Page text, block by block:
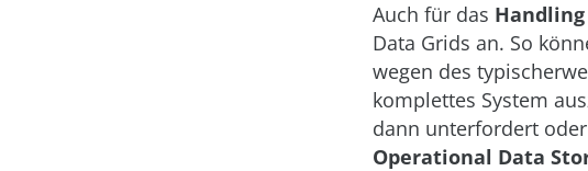
Auch für das
Data Grids an. So
wegen des
komplettes System
dann unterfordert
Operational Data